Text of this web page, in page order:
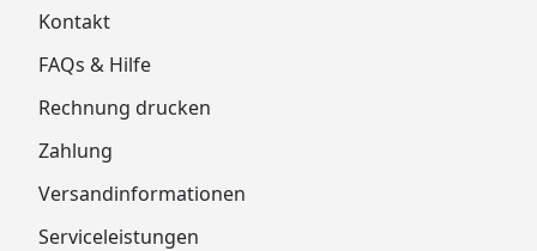
MODERNE SAUNATÜR
Kontakt
FAQs & Hilfe
Rechnung drucken
Zahlung
Versandinformationen
Serviceleistungen